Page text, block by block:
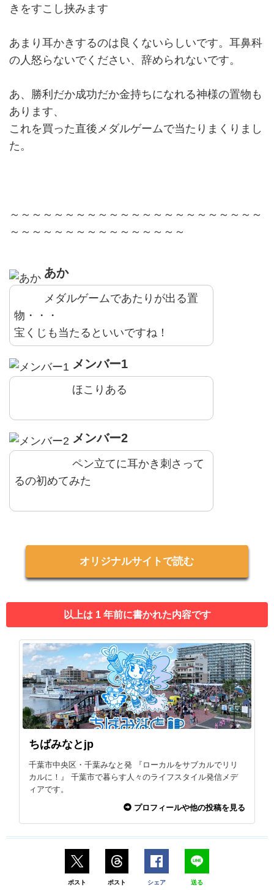
きをすこし挟みます
あまり耳かきするのは良くないらしいです。耳鼻科
の人怒らないでください、辞められないです。
あ、勝利だか成功だか金持ちになれる神様の置物も
あります、
これを買った直後メダルゲームで当たりまくりまし
た。
～～～～～～～～～～～～～～～～～～～～～～～
～～～～～～～～～～～～～～～～
あか
メダルゲームであたりが出る置
物・・・
宝くじも当たるといいですね！
メンバー1
ほこりある
メンバー2
ペン立てに耳かき刺さって
るの初めてみた
オリジナルサイトで読む
以上は 1 年前に書かれた内容です
ちばみなとjp
千葉市中央区・千葉みなと発 『ローカルをサブカルでリリ
カルに！』 千葉市で暮らす人々のライフスタイル発信メデ
ィアです。
プロフィールや他の投稿を見る
ポスト ポスト シェア 送る